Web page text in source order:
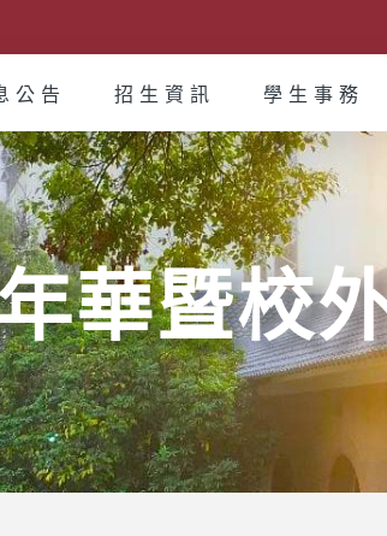
公告 招生資訊 學生事務
華暨校